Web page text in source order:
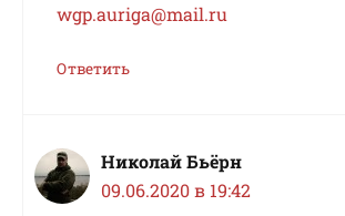
wgp.auriga@mail.ru
Ответить
Николай Бьёрн
09.06.2020 в 19:42